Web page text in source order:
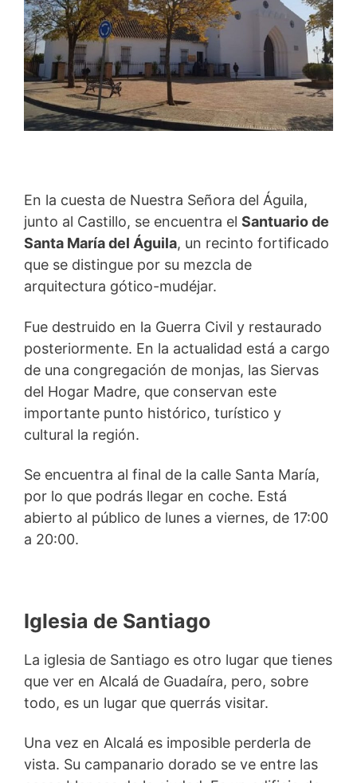
En la cuesta de Nuestra Señora del Águila,
junto al Castillo, se encuentra el Santuario de
Santa María del Águila, un recinto fortificado
que se distingue por su mezcla de
arquitectura gótico-mudéjar.
Fue destruido en la Guerra Civil y restaurado
posteriormente. En la actualidad está a cargo
de una congregación de monjas, las Siervas
del Hogar Madre, que conservan este
importante punto histórico, turístico y
cultural la región.
Se encuentra al final de la calle Santa María,
por lo que podrás llegar en coche. Está
abierto al público de lunes a viernes, de 17:00
a 20:00.
Iglesia de Santiago
La iglesia de Santiago es otro lugar que tienes
que ver en Alcalá de Guadaíra, pero, sobre
todo, es un lugar que querrás visitar.
Una vez en Alcalá es imposible perderla de
vista. Su campanario dorado se ve entre las